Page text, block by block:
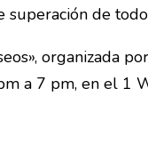
superación de
organizada
a 7 pm, en el 1